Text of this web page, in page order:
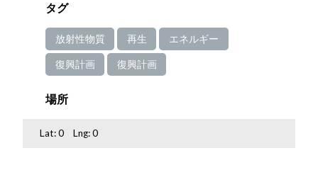
タグ
放射性物質 再生 エネルギー
復興計画 復興計画
場所
Lat:0 Lng:0